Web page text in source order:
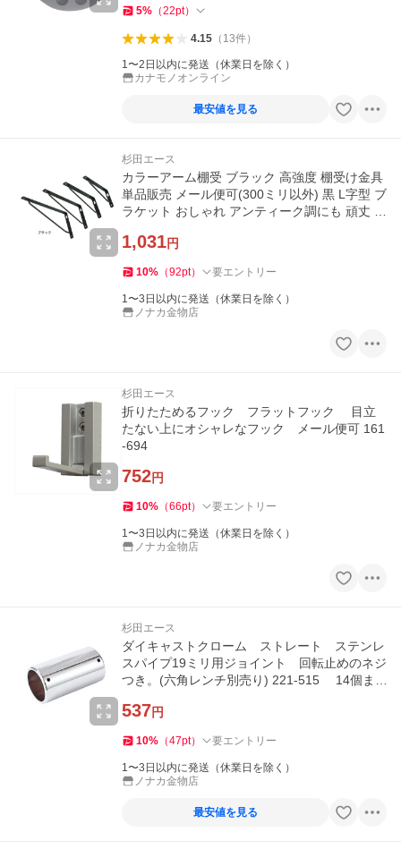
5% （22pt）
4.15（ 13件）
1〜2日以内に発送（休業日を除く）
カナモノオンライン
最安値を見る
杉田エース
カラーアーム棚受 ブラック 高強度 棚受け金具
単品販売 メール便可(300ミリ以外) 黒 L字型 ブ
ラケット おしゃれ アンティーク調にも 頑丈 ア
1,031円
10% （92pt） 要エントリー
1〜3日以内に発送（休業日を除く）
ノナカ金物店
杉田エース
折りたためるフック フラットフック 目立
たない上にオシャレなフック メール便可 161
-694
752円
10% （66pt） 要エントリー
1〜3日以内に発送（休業日を除く）
ノナカ金物店
杉田エース
ダイキャストクローム ストレート ステンレ
スパイプ19ミリ用ジョイント 回転止めのネジ
つき。(六角レンチ別売り) 221-515 14個ま
537円
10% （47pt） 要エントリー
1〜3日以内に発送（休業日を除く）
ノナカ金物店
最安値を見る